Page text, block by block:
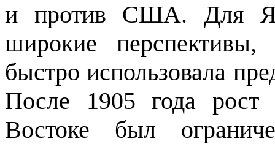
и против США. Для
широкие перспективы,
быстро исполь­зовала
После 1905 года рост
Востоке был